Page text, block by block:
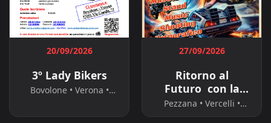
20/09/2026
3º Lady Bikers
Bovolone • Verona •
27/09/2026
Ritorno al
Futuro con la
Festa dei Motori III
^EDITION:
Pezzana • Vercelli •
Piemonte